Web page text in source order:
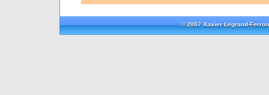
© 2007 Xavier Legrand-